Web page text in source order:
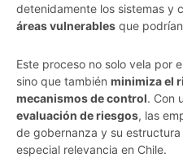
detenidamente los sistemas y
áreas vulnerables que
Este proceso no solo vela por
sino que también minimiza el
mecanismos de control. Con
evaluación de riesgos, las
de gobernanza y su
especial relevancia en Chile.